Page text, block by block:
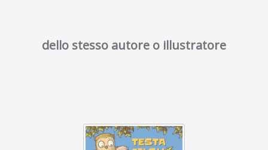
dello stesso autore o illustratore